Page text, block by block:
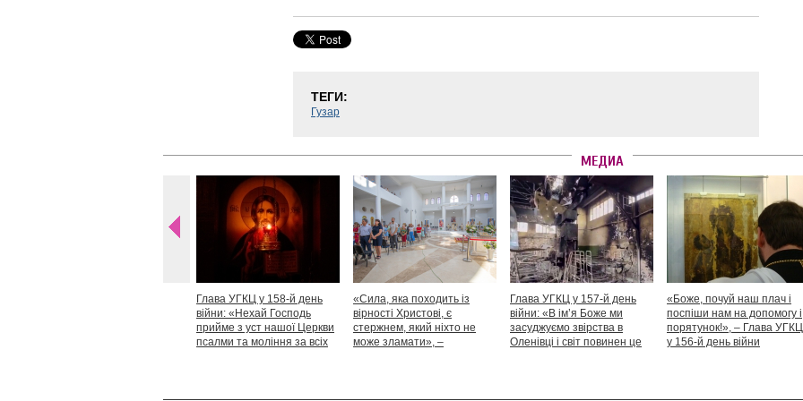
ТЕГИ:
Гузар
МЕДИА
Глава УГКЦ у 158-й день
війни: «Нехай Господь
прийме з уст нашої Церкви
псалми та моління за всіх
«Сила, яка походить із
вірності Христові, є
стержнем, який ніхто не
може зламати», –
Глава УГКЦ у 157-й день
війни: «В ім’я Боже ми
засуджуємо звірства в
Оленівці і світ повинен це
«Боже, почуй наш плач і
поспіши нам на допомогу і
порятунок!», – Глава УГКЦ
у 156-й день війни